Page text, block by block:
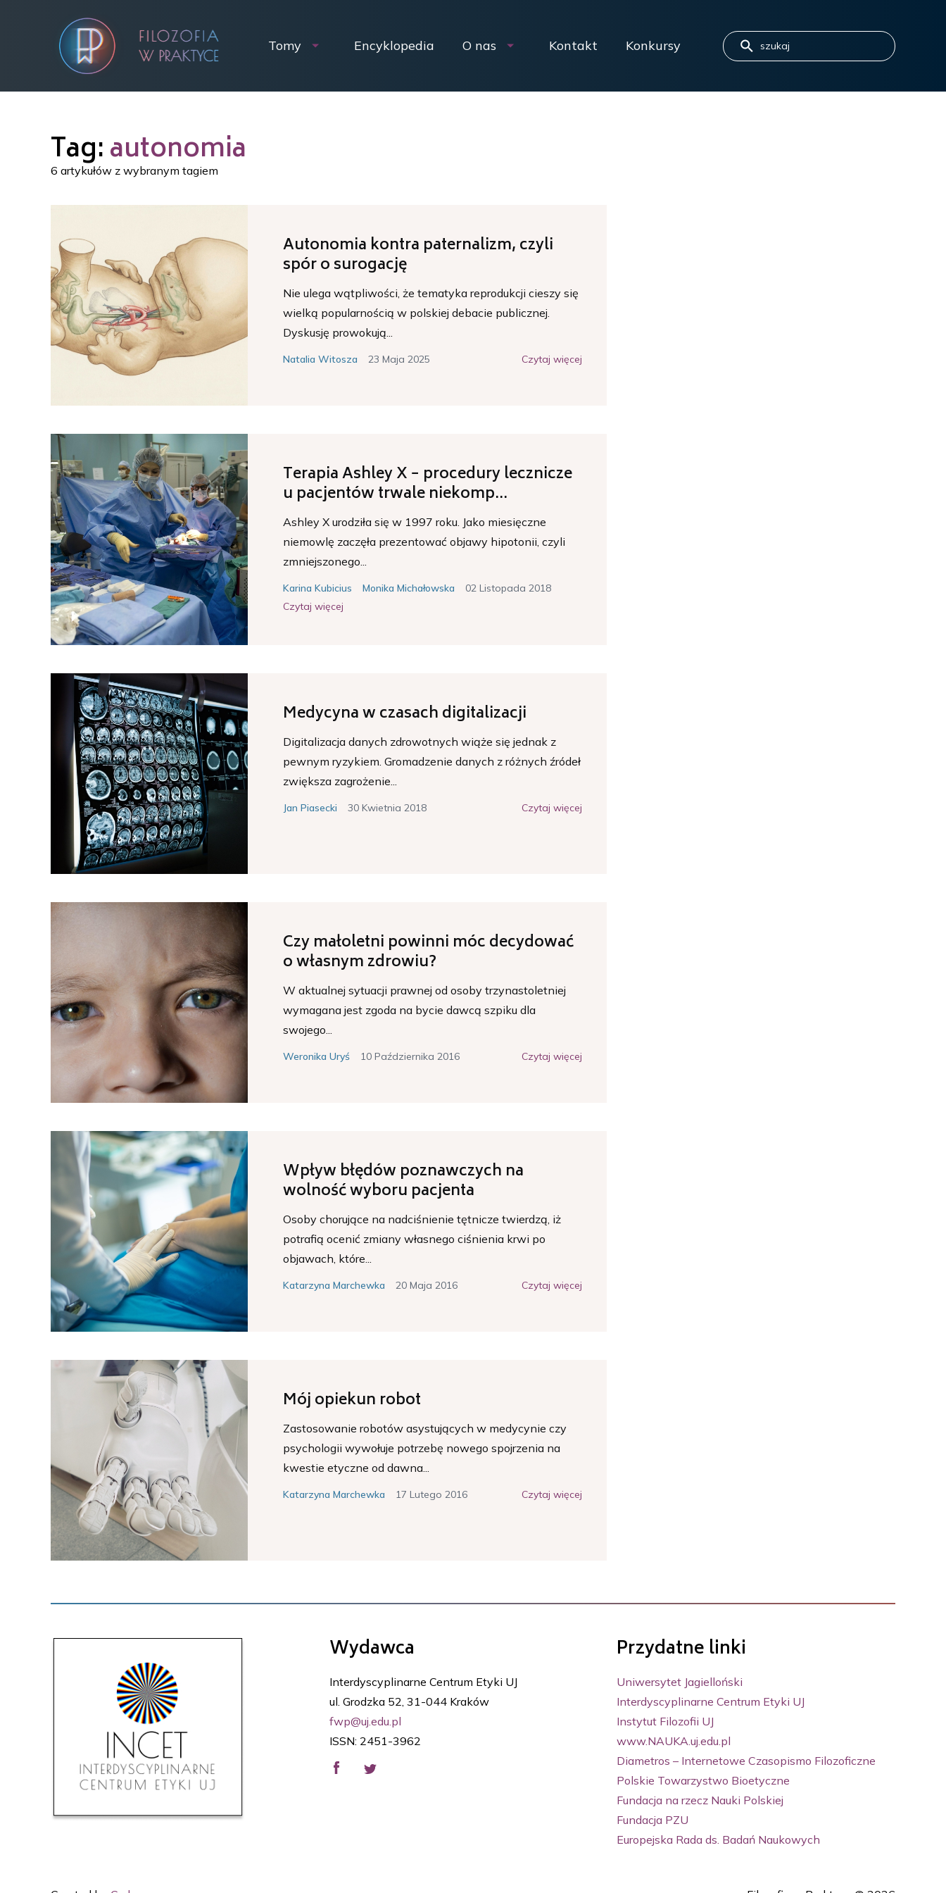
Tomy Encyklopedia O nas Kontakt Konkursy
Tag:autonomia
6 artykułów z wybranym tagiem
Autonomia kontra paternalizm, czyli
spór o surogację
Nie ulega wątpliwości, że tematyka reprodukcji cieszy się
wielką popularnością w polskiej debacie publicznej.
Dyskusję prowokują...
Natalia Witosza 23 Maja 2025 Czytaj więcej
Terapia Ashley X − procedury lecznicze
u pacjentów trwale niekomp...
Ashley X urodziła się w 1997 roku. Jako miesięczne
niemowlę zaczęła prezentować objawy hipotonii, czyli
zmniejszonego...
Karina Kubicius Monika Michałowska
02 Listopada 2018
Czytaj więcej
Medycyna w czasach digitalizacji
Digitalizacja danych zdrowotnych wiąże się jednak z
pewnym ryzykiem. Gromadzenie danych z różnych źródeł
zwiększa zagrożenie...
Jan Piasecki 30 Kwietnia 2018 Czytaj więcej
Czy małoletni powinni móc decydować
o własnym zdrowiu?
W aktualnej sytuacji prawnej od osoby trzynastoletniej
wymagana jest zgoda na bycie dawcą szpiku dla
swojego...
Weronika Uryś 10 Października 2016 Czytaj więcej
Wpływ błędów poznawczych na
wolność wyboru pacjenta
Osoby chorujące na nadciśnienie tętnicze twierdzą, iż
potrafią ocenić zmiany własnego ciśnienia krwi po
objawach, które...
Katarzyna Marchewka 20 Maja 2016 Czytaj więcej
Mój opiekun robot
Zastosowanie robotów asystujących w medycynie czy
psychologii wywołuje potrzebę nowego spojrzenia na
kwestie etyczne od dawna...
Katarzyna Marchewka 17 Lutego 2016 Czytaj więcej
Wydawca
Interdyscyplinarne Centrum Etyki UJ
ul. Grodzka 52, 31-044 Kraków
fwp@uj.edu.pl
ISSN: 2451-3962
Przydatne linki
Uniwersytet Jagielloński
Interdyscyplinarne Centrum Etyki UJ
Instytut Filozofii UJ
www.NAUKA.uj.edu.pl
Diametros – Internetowe Czasopismo Filozoficzne
Polskie Towarzystwo Bioetyczne
Fundacja na rzecz Nauki Polskiej
Fundacja PZU
Europejska Rada ds. Badań Naukowych